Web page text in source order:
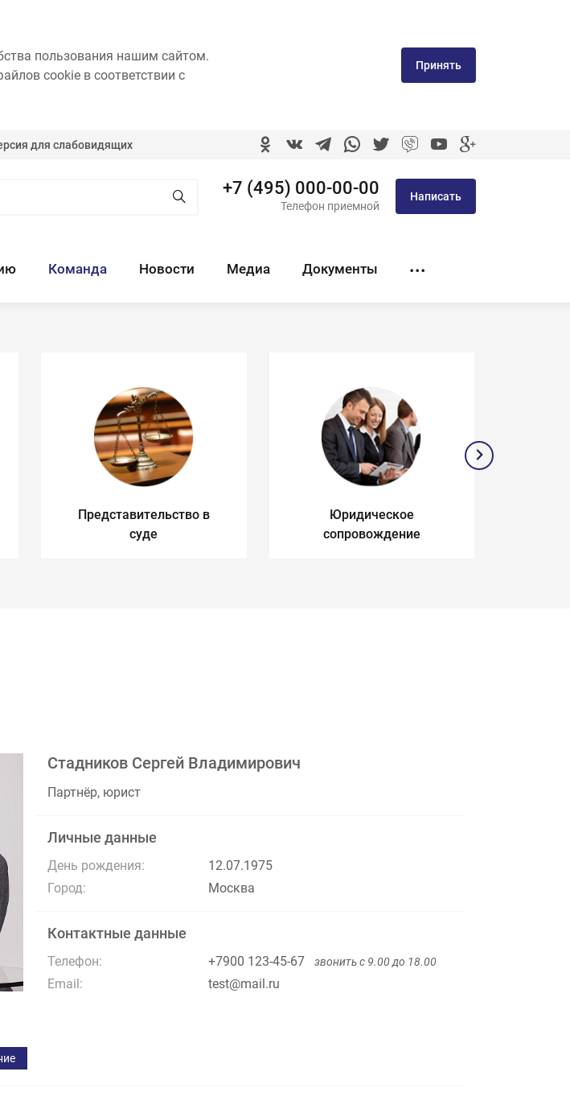
пользования нашим сайтом.
cookie в соответствии с
Принять
для слабовидящих
+7 (495) 000-00-00
Телефон приемной
Написать
Команда Новости Медиа Документы
Представительство в
суде
Юридическое
сопровождение
Стадников Сергей Владимирович
Партнёр, юрист
Личные данные
День рождения:
12.07.1975
Город:
Москва
Контактные данные
Телефон: +7900 123-45-67 звонить с 9.00 до 18.00
Email: test@mail.ru